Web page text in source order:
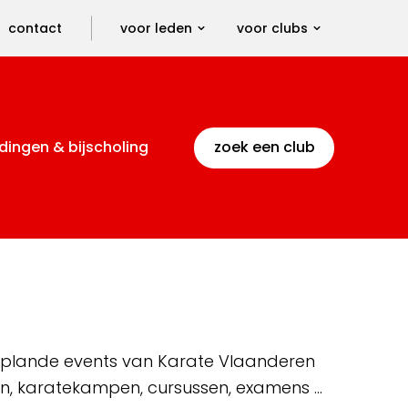
contact voor leden voor clubs
& bijscholing zoek een club
events van Karate Vlaanderen
karatekampen, cursussen, examens …